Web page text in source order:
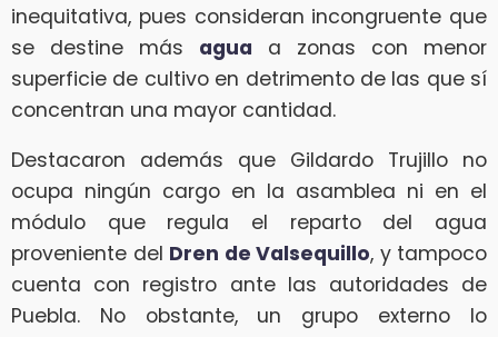
inequitativa, pues consideran incongruente que
se destine más agua a zonas con menor
superficie de cultivo en detrimento de las que sí
concentran una mayor cantidad.
Destacaron además que Gildardo Trujillo no
ocupa ningún cargo en la asamblea ni en el
módulo que regula el reparto del agua
proveniente del Dren de Valsequillo, y tampoco
cuenta con registro ante las autoridades de
Puebla. No obstante, un grupo externo lo